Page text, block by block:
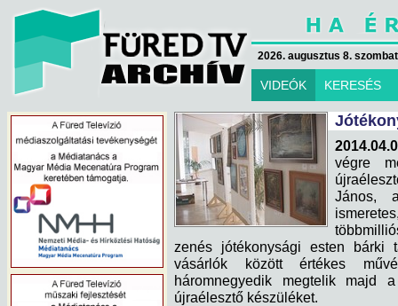
2026. augusztus 8.
VIDEÓK KERESÉS
végre
János,
zenés jótékonysági esten bárki
vásárlók között értékes
háromnegyedik megtelik majd
újraélesztő készüléket.